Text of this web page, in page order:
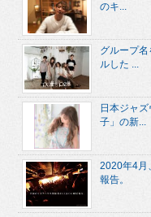
のキ...
グループ
ルした ...
日本ジャ
子」の新...
2020年4月
報告。